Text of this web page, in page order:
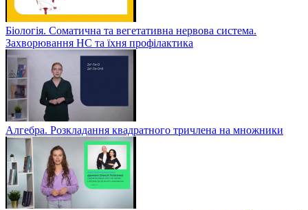
Біологія. Соматична та вегетативна нервова система.
Захворювання НС та їхня профілактика
Алгебра. Розкладання квадратного тричлена на множники